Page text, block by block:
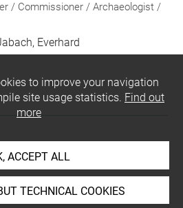
/ Commissioner / Archaeologist /
Everhard
to improve your navigation
site usage statistics. Find out
more
ACCEPT ALL
TECHNICAL COOKIES